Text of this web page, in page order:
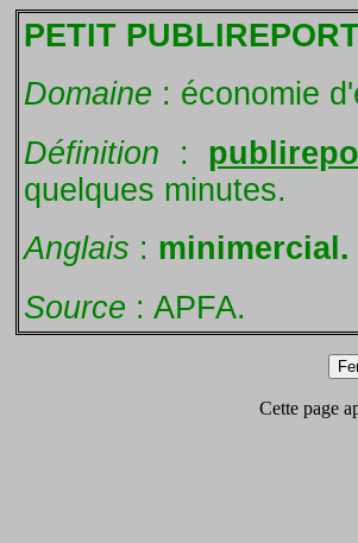
PETIT
Domaine : économie
Définition :
quelques minutes.
Anglais : minimercial.
Source : APFA.
Cette page